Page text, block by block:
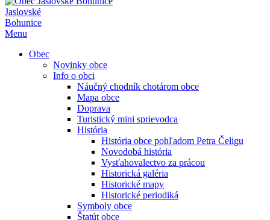
Jaslovské
Bohunice
Menu
Obec
Novinky obce
Info o obci
Náučný chodník chotárom obce
Mapa obce
Doprava
Turistický mini sprievodca
História
História obce pohľadom Petra Čeligu
Novodobá história
Vysťahovalectvo za prácou
Historická galéria
Historické mapy
Historické periodiká
Symboly obce
Štatút obce